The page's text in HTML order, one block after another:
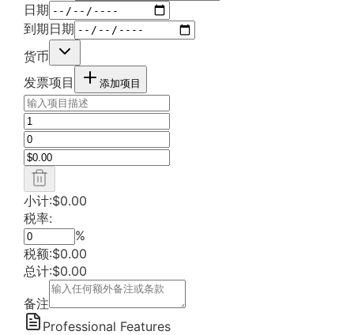
日期
到期日期
货币
发票项目
添加项目
小计:$0.00
税率:
%
税额:$0.00
总计:$0.00
备注
Professional Features